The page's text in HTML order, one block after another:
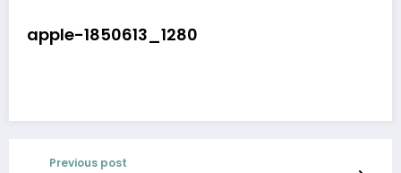
apple-1850613_1280
Previous post